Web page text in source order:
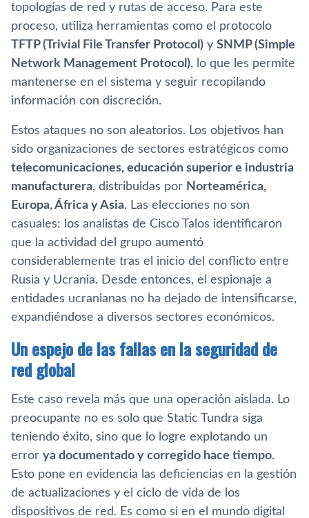
topologías de red y rutas de acceso. Para este
proceso, utiliza herramientas como el protocolo
TFTP (Trivial File Transfer Protocol) y SNMP (Simple
Network Management Protocol), lo que les permite
mantenerse en el sistema y seguir recopilando
información con discreción.
Estos ataques no son aleatorios. Los objetivos han
sido organizaciones de sectores estratégicos como
telecomunicaciones, educación superior e industria
manufacturera, distribuidas por Norteamérica,
Europa, África y Asia. Las elecciones no son
casuales: los analistas de Cisco Talos identificaron
que la actividad del grupo aumentó
considerablemente tras el inicio del conflicto entre
Rusia y Ucrania. Desde entonces, el espionaje a
entidades ucranianas no ha dejado de intensificarse,
expandiéndose a diversos sectores económicos.
Un espejo de las fallas en la seguridad de
red global
Este caso revela más que una operación aislada. Lo
preocupante no es solo que Static Tundra siga
teniendo éxito, sino que lo logre explotando un
error ya documentado y corregido hace tiempo.
Esto pone en evidencia las deficiencias en la gestión
de actualizaciones y el ciclo de vida de los
dispositivos de red. Es como si en el mundo digital